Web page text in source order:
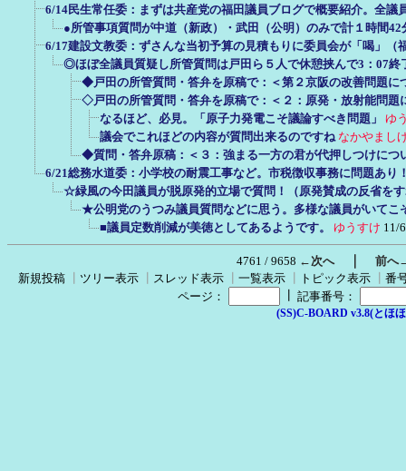
6/14民生常任委：まずは共産党の福田議員ブログで概要紹介。全議
●所管事項質問が中道（新政）・武田（公明）のみで計１時間42
6/17建設文教委：ずさんな当初予算の見積もりに委員会が「喝」（
◎ほぼ全議員質疑し所管質問は戸田ら５人で休憩挟んで3：07終
◆戸田の所管質問・答弁を原稿で：＜第２京阪の改善問題に
◇戸田の所管質問・答弁を原稿で：＜２：原発・放射能問題
なるほど、必見。「原子力発電こそ議論すべき問題」
ゆ
議会でこれほどの内容が質問出来るのですね なかやまし
◆質問・答弁原稿：＜３：強まる一方の君が代押しつけにつ
6/21総務水道委：小学校の耐震工事など。市税徴収事務に問題あり
☆緑風の今田議員が脱原発的立場で質問！（原発賛成の反省を
★公明党のうつみ議員質問などに思う。多様な議員がいてこ
■議員定数削減が美徳としてあるようです。
ゆうすけ 11/
4761 / 9658 ←次へ｜ 前へ
新規投稿
ツリー表示 スレッド表示 一覧表示 トピック表示
番
ページ：
記事番号：
(SS)C-BOARD v3.8(とほ